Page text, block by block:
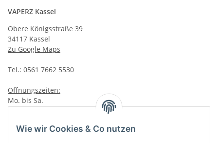
Wie wir Cookies & Co nutzen
VAPERZ Kassel
Obere Königsstraße 39
34117 Kassel
Zu Google Maps
Tel.: 0561 7662 5530
Öffnungszeiten:
Mo. bis Sa.
VAPERZ Vellmar